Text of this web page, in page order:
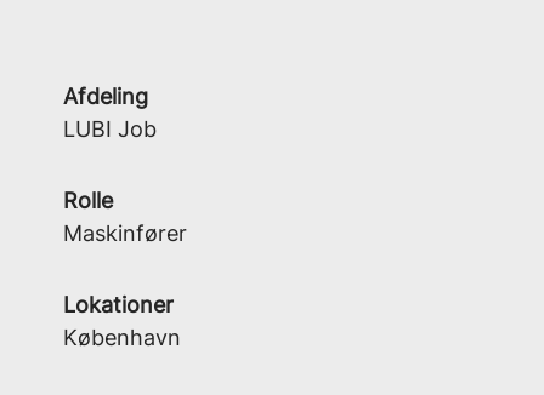
Afdeling
LUBI Job
Rolle
Maskinfører
Lokationer
København